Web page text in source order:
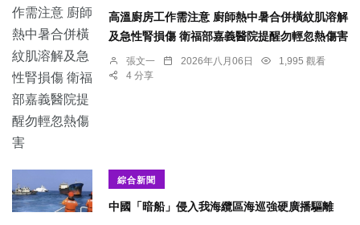
高溫廚房工作需注意 廚師熱中暑合併橫紋肌溶解
及急性腎損傷 衛福部嘉義醫院提醒勿輕忽熱傷害
張文一 2026年八月06日
1,995 觀看
4 分享
綜合新聞
中國「暗船」侵入我海纜區海巡強硬廣播驅離